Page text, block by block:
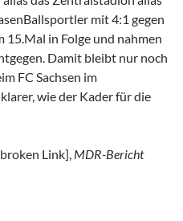
mit 4:1 gegen
in Folge und nahmen
Damit bleibt nur noch
FC Sachsen im
wie der Kader für die
Link], MDR-Bericht